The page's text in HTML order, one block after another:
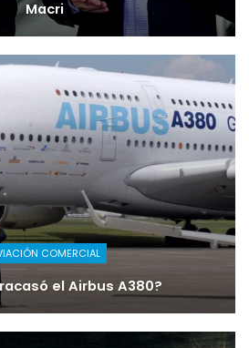
Macri
COMERCIAL
el Airbus A380?